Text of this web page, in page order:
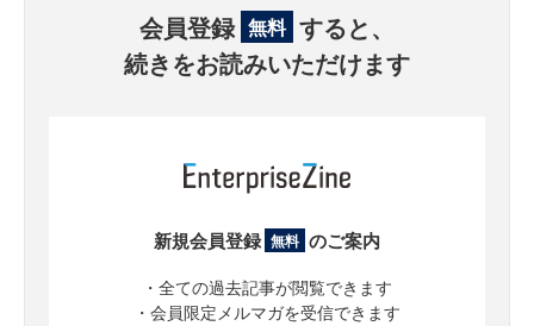
会員登録 無料 すると、
続きをお読みいただけます
新規会員登録 無料 のご案内
・全ての過去記事が閲覧できます
・会員限定メルマガを受信できます